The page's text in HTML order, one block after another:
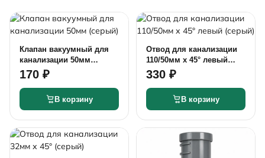
Клапан вакуумный для
канализации 50мм
(серый)
170 ₽
В корзину
Отвод для канализации
110/50мм х 45° левый
(серый)
330 ₽
В корзину